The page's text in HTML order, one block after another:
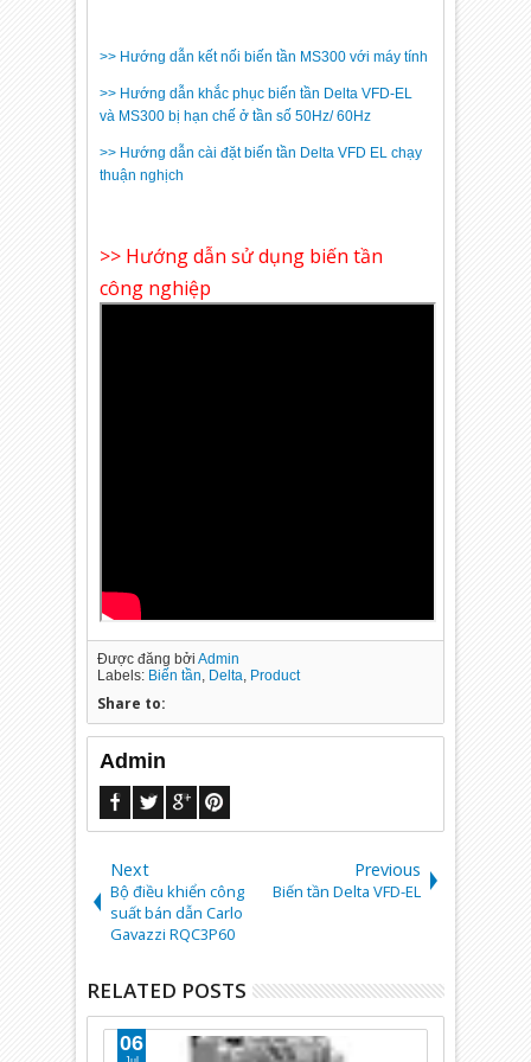
>> Hướng dẫn kết nối biến tần MS300 với máy tính
>> Hướng dẫn khắc phục biến tần Delta VFD-EL
và MS300 bị hạn chế ở tần số 50Hz/ 60Hz
>> Hướng dẫn cài đặt biến tần Delta VFD EL chạy
thuận nghịch
>> Hướng dẫn sử dụng biến tần
công nghiệp
Được đăng bởiAdmin
Labels: Biến tần, Delta, Product
Share to:
Admin
Next
Bộ điều khiển công
suất bán dẫn Carlo
Gavazzi RQC3P60
Previous
Biến tần Delta VFD-EL
RELATED POSTS
12